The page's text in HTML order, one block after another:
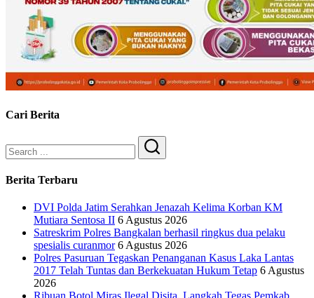
Cari Berita
Search
Berita Terbaru
DVI Polda Jatim Serahkan Jenazah Kelima Korban KM
Mutiara Sentosa II 6 Agustus 2026
Satreskrim Polres Bangkalan berhasil ringkus dua pelaku
spesialis curanmor 6 Agustus 2026
Polres Pasuruan Tegaskan Penanganan Kasus Laka Lantas
2017 Telah Tuntas dan Berkekuatan Hukum Tetap 6 Agustus
2026